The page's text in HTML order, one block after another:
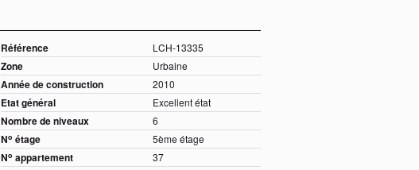
Référence LCH-13335
Zone Urbaine
Année de construction 2010
Etat général Excellent état
Nombre de niveaux 6
No étage 5ème étage
No appartement 37